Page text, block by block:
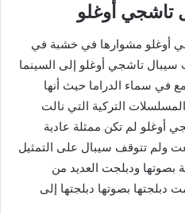
تاشجي أوغلو
أوغلو مشوارها في خشبة في
سيبال تاشجي أوغلو إلى السينما
في سماء الدراما حيث أنها
التركية التي نالت
أوغلو لم تكن ممثلة عادية
ولم تتوقف سيبال على التمثيل
بصوتها ودبلجت العديد من
دبلجتها بصوتها دبلجتها إلى